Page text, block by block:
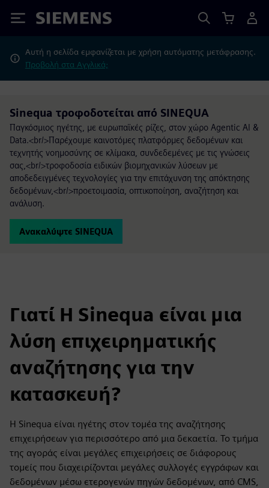
Siemens
Αυτή η σελίδα εμφανίζεται με χρήση αυτόματης μετάφρασης.
Προβολή στα Αγγλικά;
Sinequa τροφοδοτείται από SINEQUA
Παγκόσμιος ηγέτης, με ευρωπαϊκές ρίζες, στον χώρο Agentic AI &
Data.<br/>Παρέχουμε καινοτόμες πλατφόρμες δεδομένων και
τεχνητής νοημοσύνης σε κλίμακα, συνδεδεμένες με τις γνώσεις
σας,<br/>τροφοδοσία ειδικών βιομηχανικών λύσεων με
αποδεδειγμένες τεχνολογίες για την επιτάχυνση της απόκτησης
δεδομένων,<br/>προετοιμασία, οπτικοποίηση, αναζήτηση και
ανάλυση.
Ανακαλύψτε SINEQUA
Γιατί Η Sinequa είναι μια
λύση επιχειρηματικής
αναζήτησης για την
κατασκευή?
Η Sinequa είναι ηγέτης στον τομέα της αναζήτησης
επιχειρήσεων για περισσότερο από μια δεκαετία. Το τμήμα
της αγοράς είναι μεγάλες επιχειρήσεις σε διάφορους
τομείς που διαχειρίζονται μεγάλες συλλογές εγγράφων και
δεδομένων μέσω ετερογενών πηγών δεδομένων, από CMS,